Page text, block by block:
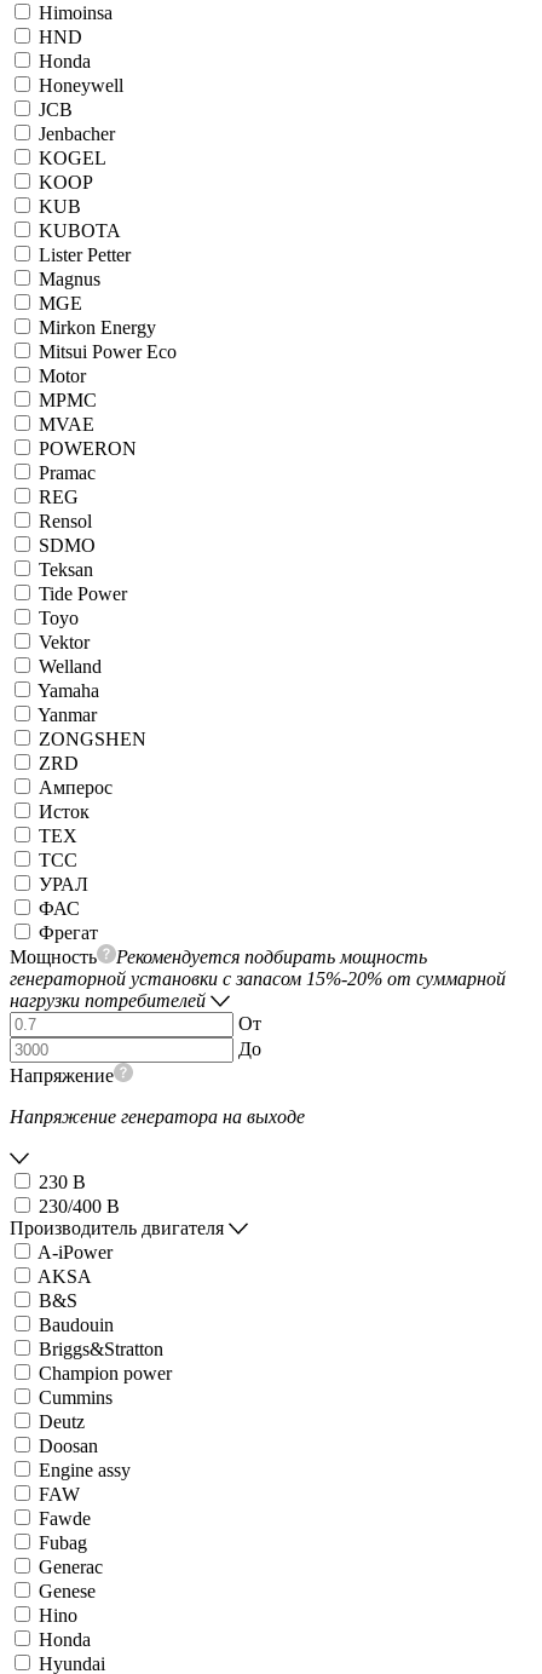
Himoinsa
HND
Honda
Honeywell
JCB
Jenbacher
KOGEL
KOOP
KUB
KUBOTA
Lister Petter
Magnus
MGE
Mirkon Energy
Mitsui Power Eco
Motor
MPMC
MVAE
POWERON
Pramac
REG
Rensol
SDMO
Teksan
Tide Power
Toyo
Vektor
Welland
Yamaha
Yanmar
ZONGSHEN
ZRD
Амперос
Исток
ТЕХ
ТСС
УРАЛ
ФАС
Фрегат
Мощность
Рекомендуется подбирать мощность
генераторной установки с запасом 15%-20% от суммарной
нагрузки потребителей
От
До
Напряжение
Напряжение генератора на выходе
230 В
230/400 В
Производитель двигателя
A-iPower
AKSA
B&S
Baudouin
Briggs&Stratton
Champion power
Cummins
Deutz
Doosan
Engine assy
FAW
Fawde
Fubag
Generac
Genese
Hino
Honda
Hyundai